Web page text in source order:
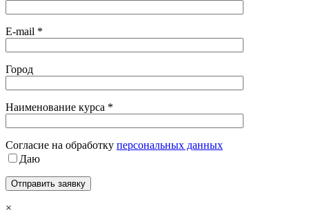
E-mail *
Город
Наименование курса *
Cогласие на обработку персональных данных
Даю
×